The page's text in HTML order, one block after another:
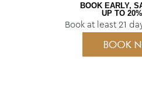
BOOK EARLY,
UP TO
Book at least 21